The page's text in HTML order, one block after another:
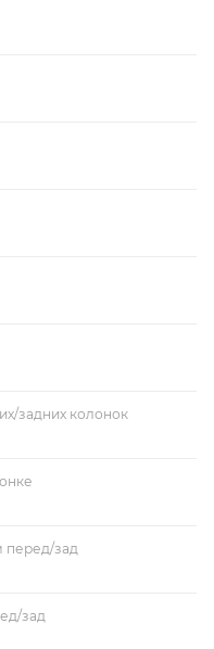
задних колонок
перед/зад
зад